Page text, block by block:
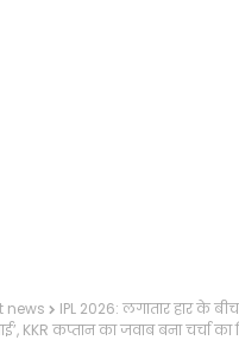
news
IPL 2026: लगातार हार के
KKR कप्तान का जवाब बना चर्चा का